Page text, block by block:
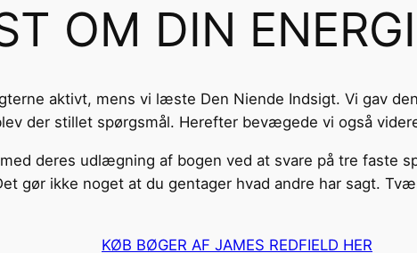
OM DIN ENERGI
aktivt, mens vi læste Den Niende Indsigt. Vi gav
der stillet spørgsmål. Herefter bevægede vi også
deres udlægning af bogen ved at svare på tre faste
gør ikke noget at du gentager hvad andre har sagt.
KØB BØGER AF JAMES REDFIELD HER